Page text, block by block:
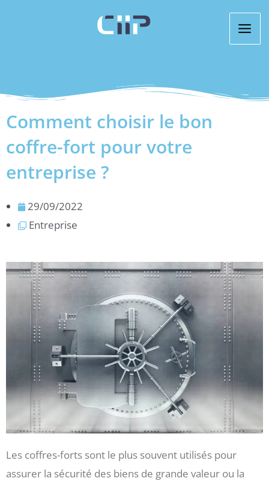
Comment choisir le bon
coffre-fort pour votre
entreprise ?
29/09/2022
Entreprise
Les coffres-forts sont le plus souvent utilisés pour
assurer la sécurité des biens de grande valeur ou la